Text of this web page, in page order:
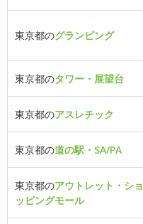
東京都のグランピング
東京都のタワー・展望台
東京都のアスレチック
東京都の道の駅・SA/PA
東京都のアウトレット・ショ
ッピングモール